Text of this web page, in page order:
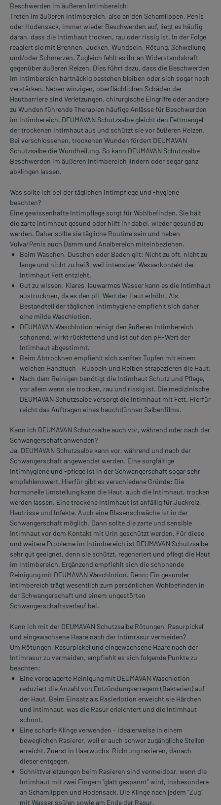
Beschwerden im äußeren Intimbereich:
Treten im äußeren Intimbereich, also an den Schamlippen, Penis
oder Hodensack, immer wieder Beschwerden auf, liegt es häufig
daran, dass die Intimhaut trocken, rau oder rissig ist. In der Folge
reagiert sie mit Brennen, Jucken, Wundsein, Rötung, Schwellung
und/oder Schmerzen. Zugleich fehlt es ihr an Widerstandskraft
gegenüber äußeren Reizen. Dies führt dazu, dass die Beschwerden
im Intimbereich hartnäckig bestehen bleiben oder sich sogar noch
verstärken. Neben winzigen, oberflächlichen Schäden der
Hautbarriere sind Verletzungen, chirurgische Eingriffe oder andere
zu Wunden führende Therapien häufige Anlässe für Beschwerden
im Intimbereich. DEUMAVAN Schutzsalbe gleicht den Fettmangel
der trockenen Intimhaut aus und schützt sie vor äußeren Reizen.
Bei verschlossenen, trockenen Wunden fördert DEUMAVAN
Schutzsalbe die Wundheilung. So kann DEUMAVAN Schutzsalbe
Beschwerden im äußeren Intimbereich lindern oder sogar ganz
abklingen lassen.
Was sollte ich bei der täglichen Intimpflege und -hygiene
beachten?
Eine gewissenhafte Intimpflege sorgt für Wohlbefinden. Sie hält
die zarte Intimhaut gesund oder hilft ihr dabei, wieder gesund zu
werden. Daher sollte sie tägliche Routine sein und neben
Vulva/Penis auch Damm und Analbereich miteinbeziehen.
Beim Waschen, Duschen oder Baden gilt: Nicht zu oft, nicht zu
lange und nicht zu heiß, weil intensiver Wasserkontakt der
Intimhaut Fett entzieht.
Gut zu wissen: Klares, lauwarmes Wasser kann es die Intimhaut
austrocknen, da es den pH-Wert der Haut erhöht. Als
Bestandteil der täglichen Intimhygiene empfiehlt sich daher
eine milde Waschlotion.
DEUMAVAN Waschlotion reinigt den äußeren Intimbereich
schonend, wirkt rückfettend und ist auf den pH-Wert der
Intimhaut abgestimmt.
Beim Abtrocknen empfiehlt sich sanftes Tupfen mit einem
weichen Handtuch – Rubbeln und Reiben strapazieren die Haut.
Nach dem Reinigen benötigt die Intimhaut Schutz und Pflege,
vor allem wenn sie trocken, rau und rissig ist. Die medizinische
DEUMAVAN Schutzsalbe versorgt die Intimhaut mit Fett. Hierfür
reicht das Auftragen eines hauchdünnen Salbenfilms.
Kann ich DEUMAVAN Schutzsalbe auch vor, während oder nach der
Schwangerschaft anwenden?
Ja, DEUMAVAN Schutzsalbe kann vor, während und nach der
Schwangerschaft angewendet werden. Eine sorgfältige
Intimhygiene und -pflege ist in der Schwangerschaft sogar sehr
empfehlenswert. Hierfür gibt es verschiedene Gründe: Die
hormonelle Umstellung kann die Haut, auch die Intimhaut, trocken
werden lassen. Eine trockene Intimhaut ist anfällig für Juckreiz,
Hautrisse und Infekte. Auch eine Blasenschwäche ist in der
Schwangerschaft möglich. Dann sollte die zarte und sensible
Intimhaut vor dem Kontakt mit Urin geschützt werden. Für diese
und weitere Probleme im Intimbereich ist DEUMAVAN Schutzsalbe
sehr gut geeignet, denn sie schützt, regeneriert und pflegt die Haut
im Intimbereich. Ergänzend empfiehlt sich die schonende
Reinigung mit DEUMAVAN Waschlotion. Denn: Ein gesunder
Intimbereich trägt wesentlich zum persönlichen Wohlbefinden in
der Schwangerschaft und einem ungestörten
Schwangerschaftsverlauf bei.
Kann ich mit der DEUMAVAN Schutzsalbe Rötungen, Rasurpickel
und eingewachsene Haare nach der Intimrasur vermeiden?
Um Rötungen, Rasurpickel und eingewachsene Haare nach der
Intimrasur zu vermeiden, empfiehlt es sich folgende Punkte zu
beachten:
Eine vorgelagerte Reinigung mit DEUMAVAN Waschlotion
reduziert die Anzahl von Entzündungserregern (Bakterien) auf
der Haut. Beim Einsatz als Rasierlotion erweicht sie Härchen
und Intimhaut, was die Rasur erleichtert und die Intimhaut
schont.
Eine scharfe Klinge verwenden – idealerweise in einem
beweglichen Rasierer, weil er auch schwer zugängliche Stellen
erreicht. Zuerst in Haarwuchs-Richtung rasieren, danach
dieser entgegen.
Schnittverletzungen beim Rasieren sind vermeidbar, wenn die
Intimhaut mit zwei Fingern "glatt gespannt" wird, insbesondere
an Schamlippen und Hodensack. Die Klinge nach jedem "Zug"
mit Wasser spülen sowie am Ende der Rasur.